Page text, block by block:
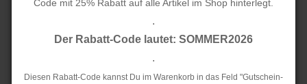
Code mit 25% Rabatt auf alle Artikel im Shop hinterlegt.
.
Der Rabatt-Code lautet: SOMMER2026
.
Diesen Rabatt-Code kannst Du im Warenkorb in das Feld "Gutschein-